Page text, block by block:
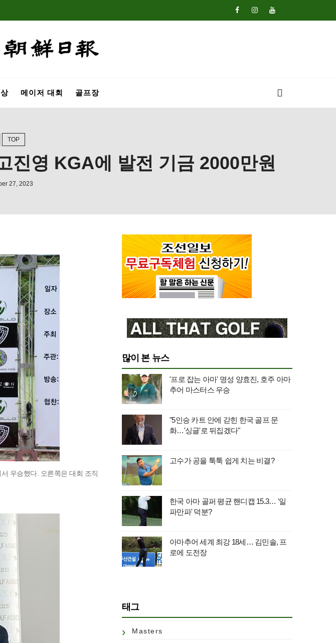
메이저 대회 골프장
TOP
진영 KGA에 발전 기금 2000만원
27, 2023
우승했다. 오른쪽은 대회 조직
많이 본 뉴스
'프로 잡는 아마' 명성 양효진, 호주 아마
추어 마스터스 우승
"5인승 카트 안에 갇힌 한국 골프 문
화…'싱글'로 뒤집겠다"
고수가 공을 툭툭 쉽게 치는 비결?
한국 아마 골퍼 평균 핸디캡 15.3… '일
파만파' 덕분?
아마추어 세계 최강 18세… 김민솔, 프
로에 도전장
태그
Masters